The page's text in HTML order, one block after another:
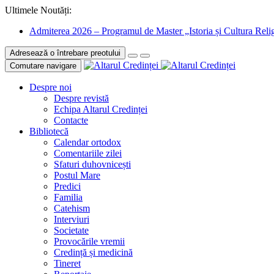
Ultimele Noutăți:
Admiterea 2026 – Programul de Master „Istoria și Cultura
Adresează o întrebare preotului
Comutare navigare
Despre noi
Despre revistă
Echipa Altarul Credinței
Contacte
Bibliotecă
Calendar ortodox
Comentariile zilei
Sfaturi duhovnicești
Postul Mare
Predici
Familia
Catehism
Interviuri
Societate
Provocările vremii
Credință și medicină
Tineret